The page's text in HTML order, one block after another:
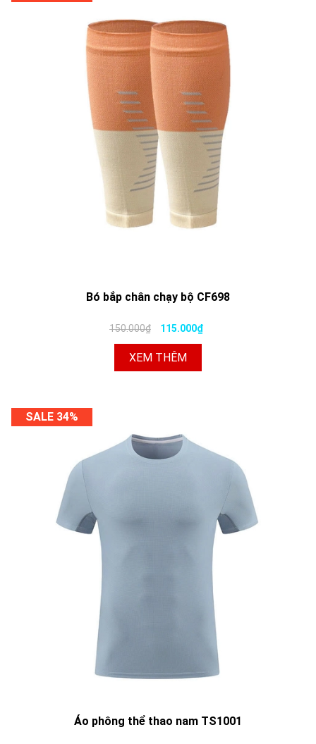
Bó bắp chân chạy bộ CF698
150.000₫ 115.000₫
XEM THÊM
SALE 34%
Áo phông thể thao nam TS1001